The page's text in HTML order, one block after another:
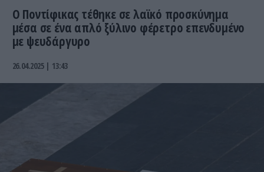
Ο Ποντίφικας τέθηκε σε λαϊκό προσκύνημα
μέσα σε ένα απλό ξύλινο φέρετρο επενδυμένο
με ψευδάργυρο
26.04.2025 | 13:43